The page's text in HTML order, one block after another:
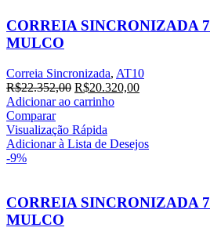
CORREIA SINCRONIZADA
MULCO
Correia Sincronizada, AT10
R$22.352,00 R$20.320,00
Adicionar ao carrinho
Comparar
Visualização Rápida
Adicionar à Lista de Desejos
-9%
CORREIA SINCRONIZADA
MULCO